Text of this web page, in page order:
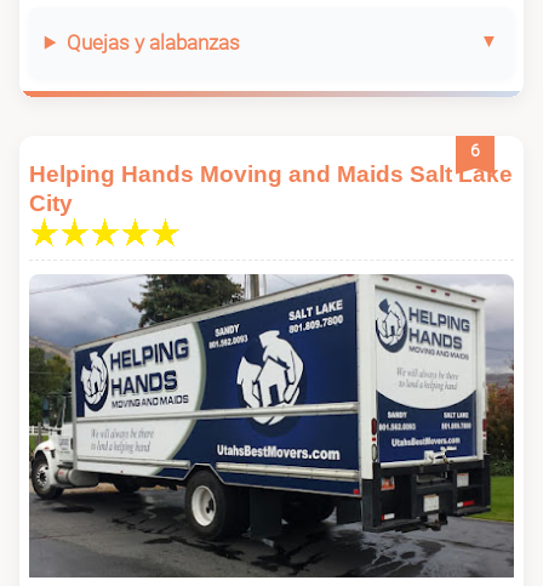
Quejas y alabanzas
6
Helping Hands Moving and Maids Salt Lake
City